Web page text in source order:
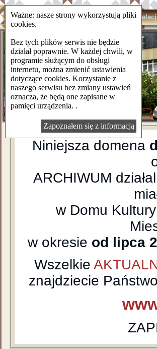
domkulturylsm.pl Kontakt
Niniejsza domena
ARCHIWUM
w Domu
w okresie od lipca
Wszelkie
znajdziecie
Ważne: nasze strony wykorzystują pliki
cookies.
Bez tych plików serwis nie będzie
działał poprawnie. W każdej chwili, w
programie służącym do obsługi
internetu, można zmienić ustawienia
dotyczące cookies. Korzystanie z
naszego serwisu bez zmiany ustawień
oznacza, że będą one zapisane w
pamięci urządzenia. .
Zapoznałem się z informacją